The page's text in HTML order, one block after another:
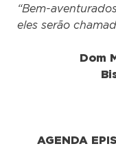
“Bem-
eles serão
Dom
AGENDA